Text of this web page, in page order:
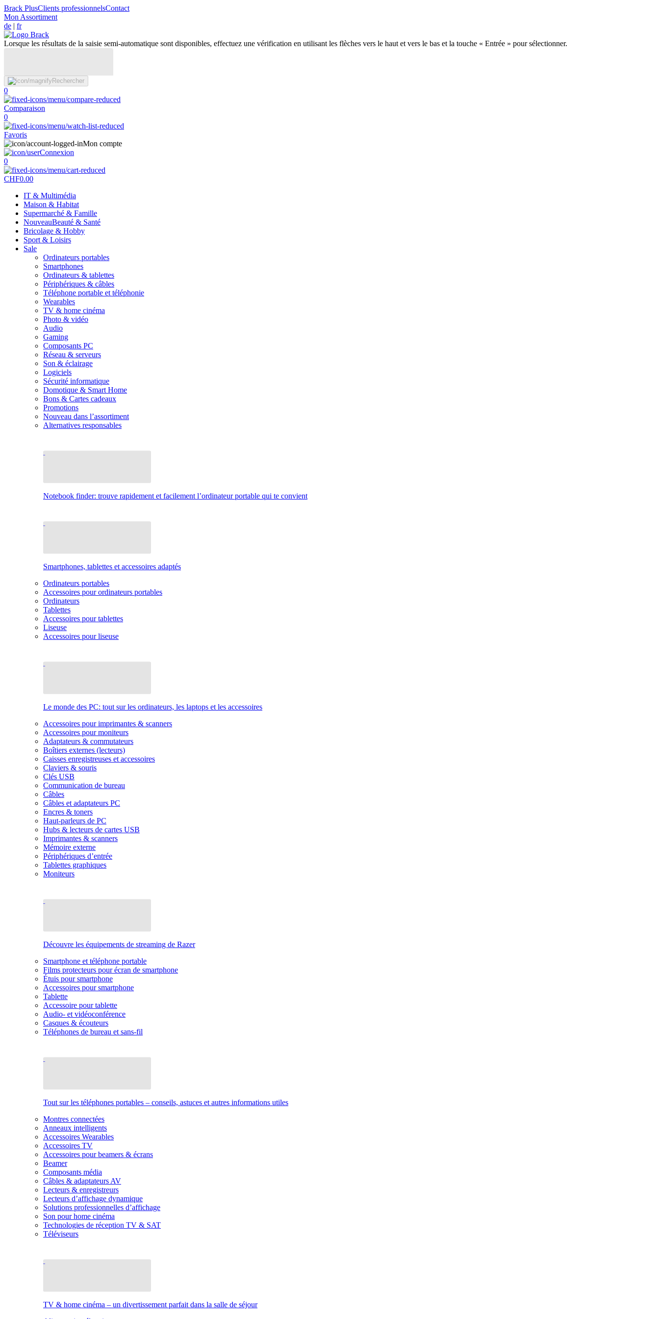
Brack PlusClients professionnelsContact
Mon Assortiment
de | fr
Lorsque les résultats de la saisie semi-automatique sont disponibles, effectuez une vérification en utilisant les flèches vers le haut et vers le bas et la touche « Entrée » pour sélectionner.
Rechercher
0
Comparaison
0
Favoris
Mon compte
Connexion
0
CHF0.00
IT & Multimédia
Maison & Habitat
Supermarché & Famille
NouveauBeauté & Santé
Bricolage & Hobby
Sport & Loisirs
Sale
Ordinateurs portables
Smartphones
Ordinateurs & tablettes
Périphériques & câbles
Téléphone portable et téléphonie
Wearables
TV & home cinéma
Photo & vidéo
Audio
Gaming
Composants PC
Réseau & serveurs
Son & éclairage
Logiciels
Sécurité informatique
Domotique & Smart Home
Bons & Cartes cadeaux
Promotions
Nouveau dans l’assortiment
Alternatives responsables
Notebook finder: trouve rapidement et facilement l’ordinateur portable qui te convient
Smartphones, tablettes et accessoires adaptés
Ordinateurs portables
Accessoires pour ordinateurs portables
Ordinateurs
Tablettes
Accessoires pour tablettes
Liseuse
Accessoires pour liseuse
Le monde des PC: tout sur les ordinateurs, les laptops et les accessoires
Accessoires pour imprimantes & scanners
Accessoires pour moniteurs
Adaptateurs & commutateurs
Boîtiers externes (lecteurs)
Caisses enregistreuses et accessoires
Claviers & souris
Clés USB
Communication de bureau
Câbles
Câbles et adaptateurs PC
Encres & toners
Haut-parleurs de PC
Hubs & lecteurs de cartes USB
Imprimantes & scanners
Mémoire externe
Périphériques d’entrée
Tablettes graphiques
Moniteurs
Découvre les équipements de streaming de Razer
Smartphone et téléphone portable
Films protecteurs pour écran de smartphone
Étuis pour smartphone
Accessoires pour smartphone
Tablette
Accessoire pour tablette
Audio- et vidéoconférence
Casques & écouteurs
Téléphones de bureau et sans-fil
Tout sur les téléphones portables – conseils, astuces et autres informations utiles
Montres connectées
Anneaux intelligents
Accessoires Wearables
Accessoires TV
Accessoires pour beamers & écrans
Beamer
Composants média
Câbles & adaptateurs AV
Lecteurs & enregistreurs
Lecteurs d’affichage dynamique
Solutions professionnelles d’affichage
Son pour home cinéma
Technologies de réception TV & SAT
Téléviseurs
TV & home cinéma – un divertissement parfait dans la salle de séjour